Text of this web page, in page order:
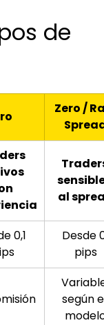
de
Zero /
al
0,1
Desde
pips
según